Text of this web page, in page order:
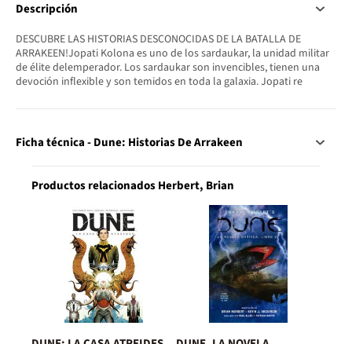
Descripción
DESCUBRE LAS HISTORIAS DESCONOCIDAS DE LA BATALLA DE
ARRAKEEN!Jopati Kolona es uno de los sardaukar, la unidad militar
de élite delemperador. Los sardaukar son invencibles, tienen una
devoción inflexible y son temidos en toda la galaxia. Jopati re
Ficha técnica - Dune: Historias De Arrakeen
Productos relacionados Herbert, Brian